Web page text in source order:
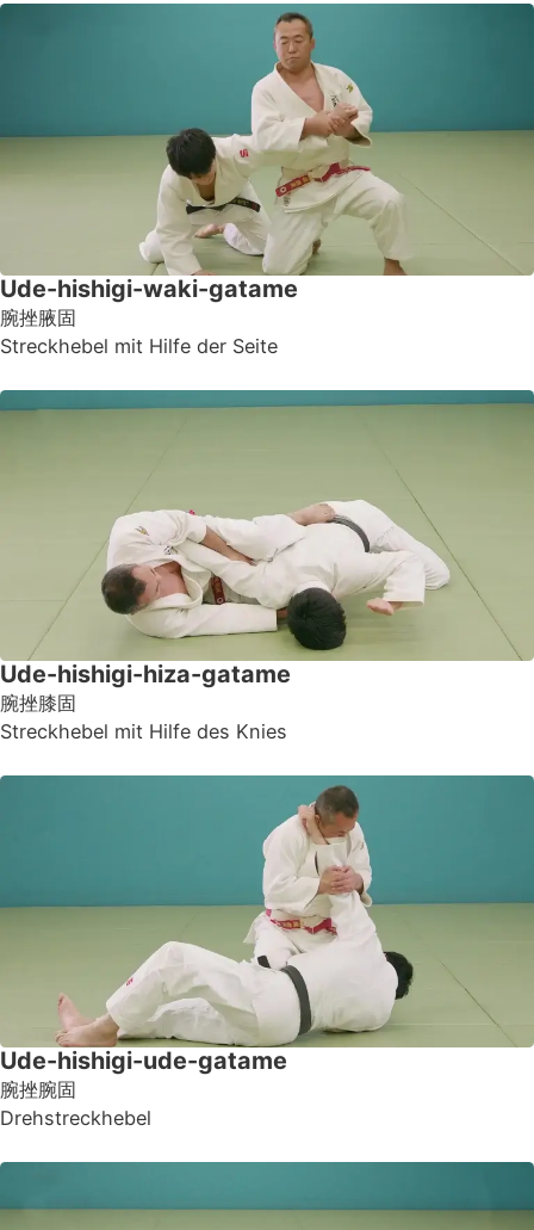
Ude-hishigi-waki-gatame
腕挫腋固
Streckhebel mit Hilfe der Seite
Ude-hishigi-hiza-gatame
腕挫膝固
Streckhebel mit Hilfe des Knies
Ude-hishigi-ude-gatame
腕挫腕固
Drehstreckhebel